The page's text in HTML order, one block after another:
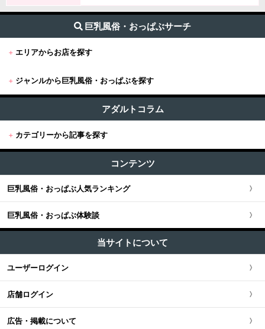
巨乳風俗・おっぱぶサーチ
+ エリアからお店を探す
+東京
東京全域
新宿・歌舞伎町・新大久保・高田馬場
池袋・大塚・巣鴨
五反田・品川・高輪・蒲田
六本木・赤坂
新橋・汐留・銀座
上野・鶯谷・神田・秋葉原
関東版TOP
埼玉県
神奈川県
茨城県
栃木県
群馬県
+関西
関西全域
大阪府
兵庫県
滋賀県
奈良県
東海・北陸・甲信越版TOP
東海・北陸・甲信越全域
静岡県
新潟県
中国・四国版TOP
中国・四国全域
広島県
+九州・沖縄
九州・沖縄版TOP
九州・沖縄全域
+ ジャンルから巨乳風俗・おっぱぶを探す
アダルトコラム
+ カテゴリーから記事を探す
コンテンツ
巨乳風俗・おっぱぶ人気ランキング
巨乳風俗・おっぱぶ体験談
当サイトについて
ユーザーログイン
店舗ログイン
広告・掲載について